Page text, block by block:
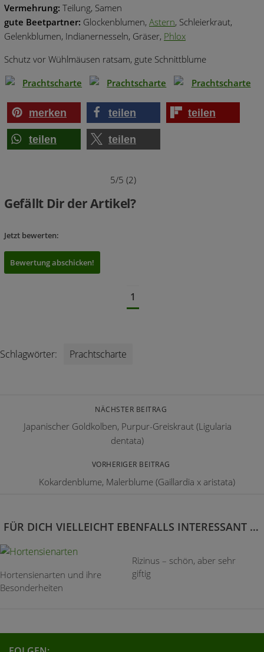
Vermehrung: Teilung, Samen
gute Beetpartner: Glockenblumen, Astern, Schleierkraut,
Gelenkblumen, Indianernesseln, Gräser, Phlox
Schutz vor Wühlmäusen ratsam, gute Schnittblume
merken teilen teilen
teilen teilen
5/5 (2)
Gefällt Dir der Artikel?
Jetzt bewerten:
1
Schlagwörter: Prachtscharte
NÄCHSTER BEITRAG
Japanischer Goldkolben, Purpur-Greiskraut (Ligularia
dentata)
VORHERIGER BEITRAG
Kokardenblume, Malerblume (Gaillardia x aristata)
FÜR DICH VIELLEICHT EBENFALLS INTERESSANT …
Hortensienarten und ihre
Besonderheiten
Rizinus – schön, aber sehr
giftig